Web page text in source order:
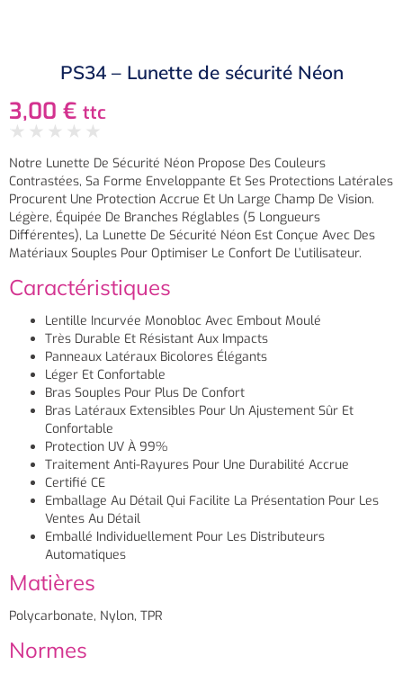
PS34 – Lunette de sécurité Néon
3,00 € ttc
★ ★ ★ ★ ★
Notre Lunette De Sécurité Néon Propose Des Couleurs
Contrastées, Sa Forme Enveloppante Et Ses Protections Latérales
Procurent Une Protection Accrue Et Un Large Champ De Vision.
Légère, Équipée De Branches Réglables (5 Longueurs
Différentes), La Lunette De Sécurité Néon Est Conçue Avec Des
Matériaux Souples Pour Optimiser Le Confort De L’utilisateur.
Caractéristiques
Lentille Incurvée Monobloc Avec Embout Moulé
Très Durable Et Résistant Aux Impacts
Panneaux Latéraux Bicolores Élégants
Léger Et Confortable
Bras Souples Pour Plus De Confort
Bras Latéraux Extensibles Pour Un Ajustement Sûr Et
Confortable
Protection UV À 99%
Traitement Anti-Rayures Pour Une Durabilité Accrue
Certifié CE
Emballage Au Détail Qui Facilite La Présentation Pour Les
Ventes Au Détail
Emballé Individuellement Pour Les Distributeurs
Automatiques
Matières
Polycarbonate, Nylon, TPR
Normes